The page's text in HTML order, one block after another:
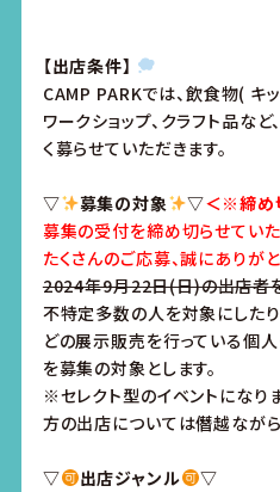
【出店条件】
CAMP PARKでは、飲食物( キ
ワークショップ、クラフト品な
く募らせていただきます。
▽ 募集の対象 ▽＜※締め
募集の受付を締め切らせていた
たくさんのご応募、誠にありが
2024年9月22日(日)の出店者
不特定多数の人を対象にした
どの展示販売を行っている個人
を募集の対象とします。
※セレクト型のイベントになり
方の出店については僭越なが
▽ 出店ジャンル
▽